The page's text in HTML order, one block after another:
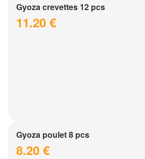
Gyoza crevettes 12 pcs
11.20 €
Gyoza poulet 8 pcs
8.20 €